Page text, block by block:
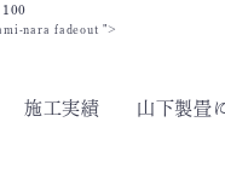
100
nara fadeout ">
施工実績 山下製畳